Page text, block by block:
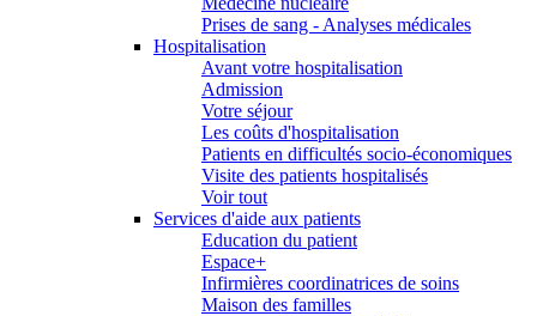
Prises de sang - Analyses médicales
Hospitalisation
Avant votre hospitalisation
Admission
Votre séjour
Les coûts d'hospitalisation
Patients en difficultés socio-économiques
Visite des patients hospitalisés
Voir tout
Services d'aide aux patients
Education du patient
Espace+
Infirmières coordinatrices de soins
Maison des familles